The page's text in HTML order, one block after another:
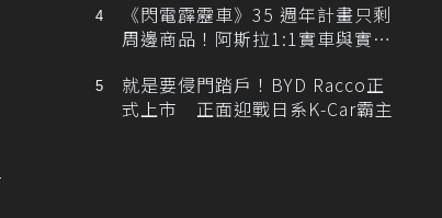
《閃電霹靂車》35 週年計畫只剩
周邊商品！阿斯拉1:1實車與實體
就是要侵門踏戶！BYD Racco正
式上市 正面迎戰日系K-Car霸主